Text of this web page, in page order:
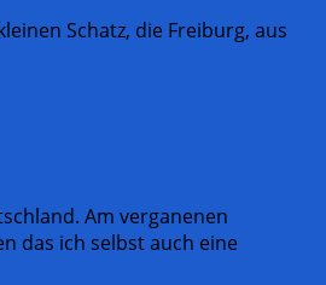
Schatz, die Freiburg, aus
Am verganenen
das ich selbst auch eine